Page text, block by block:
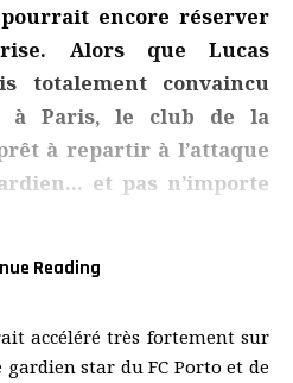
encore réserver
Alors que Lucas
totalement convaincu
à Paris, le club de la
à repartir à l’attaque
et pas n’importe
gardien de but. Selon les
accéléré très fortement sur
gardien star du FC Porto et de
Reading